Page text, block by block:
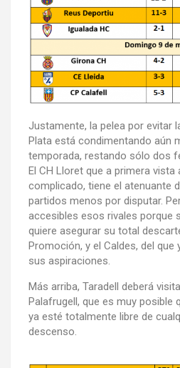
Justamente, la pelea por evitar
Plata está condimentando aún
temporada, restando sólo dos
El CH Lloret que a primera
complicado, tiene el atenuante
partidos menos por disputar.
accesibles esos rivales porque
quiere asegurar su total
Promoción, y el Caldes, del que
sus aspiraciones.
Más arriba, Taradell deberá
Palafrugell, que es muy posible
ya esté totalmente libre de
descenso.